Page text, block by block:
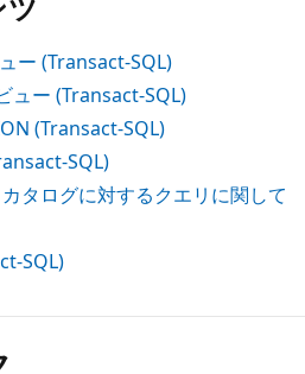
ー (Transact-SQL)
ュー (Transact-SQL)
(Transact-SQL)
SQL)
タログに対するクエリに関して
SQL)